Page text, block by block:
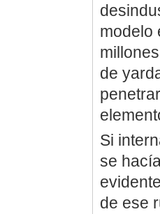
modelo
de
Si
se
de ese